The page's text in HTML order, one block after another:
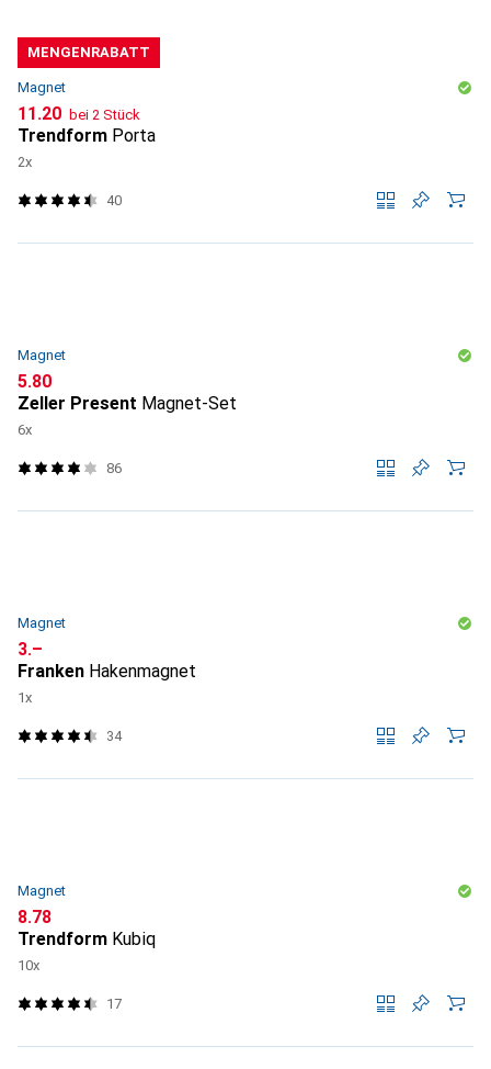
MENGENRABATT
Magnet
CHF
11.20 bei 2 Stück
Trendform Porta
2x
40
Magnet
CHF
5.80
Zeller Present Magnet-Set
6x
86
Magnet
CHF
3.–
Franken Hakenmagnet
1x
34
Magnet
CHF
8.78
Trendform Kubiq
10x
17